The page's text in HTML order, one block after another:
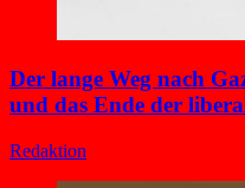
Der lange Weg nach
und das Ende der
Redaktion